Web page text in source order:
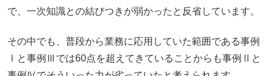
で、一次知識との結びつきが弱かったと反省しています。
その中でも、普段から業務に応用していた範囲である事例
Ⅰと事例Ⅲでは60点を超えてきていることからも事例Ⅱと